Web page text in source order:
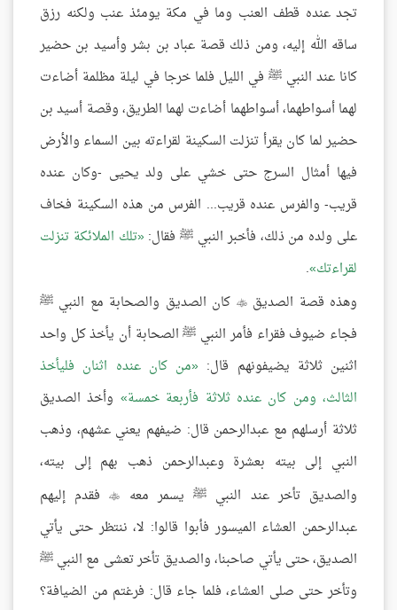
تجد عنده قطف العنب وما في مكة يومئذ عنب ولكنه رزق
ساقه الله إليه، ومن ذلك قصة عباد بن بشر وأسيد بن حضير
كانا عند النبي ﷺ في الليل فلما خرجا في ليلة مظلمة أضاءت
لهما أسواطهما، أسواطهما أضاءت لهما الطريق، وقصة أسيد بن
حضير لما كان يقرأ تنزلت السكينة لقراءته بين السماء والأرض
فيها أمثال السرج حتى خشي على ولد يحيى -وكان عنده
قريب- والفرس عنده قريب... الفرس من هذه السكينة فخاف
على ولده من ذلك، فأخبر النبي ﷺ فقال: تلك الملائكة تنزلت
لقراءتك .
وهذه قصة الصديق كان الصديق والصحابة مع النبي ﷺ
فجاء ضيوف فقراء فأمر النبي ﷺ الصحابة أن يأخذ كل واحد
اثنين ثلاثة يضيفونهم قال:
من كان عنده اثنان فليأخذ
الثالث، ومن كان عنده ثلاثة فأربعة خمسة
وأخذ الصديق
ثلاثة أرسلهم مع عبدالرحمن قال: ضيفهم يعني عشهم، وذهب
النبي إلى بيته بعشرة وعبدالرحمن ذهب بهم إلى بيته،
والصديق تأخر عند النبي ﷺ يسمر معه
فقدم إليهم
عبدالرحمن العشاء الميسور فأبوا قالوا: لا، ننتظر حتى يأتي
الصديق، حتى يأتي صاحبنا، والصديق تأخر تعشى مع النبي ﷺ
وتأخر حتى صلى العشاء، فلما جاء قال: فرغتم من الضيافة؟